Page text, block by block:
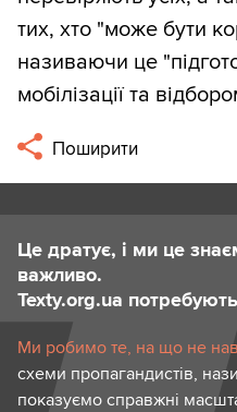
тих, хто "може бути
називаючи це
мобілізації та
Поширити
Це дратує, і ми це
важливо.
Texty.org.ua
Ми робимо те, на що не
схеми пропагандистів,
показуємо справжні